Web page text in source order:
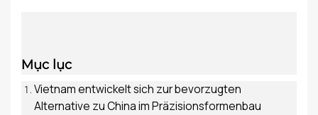
Mục lục
Vietnam entwickelt sich zur bevorzugten
Alternative zu China im Präzisionsformenbau